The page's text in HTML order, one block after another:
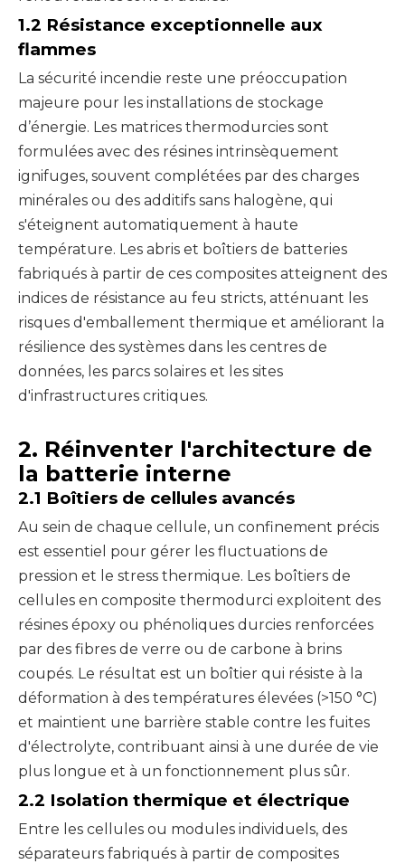
1.2 Résistance exceptionnelle aux
flammes
La sécurité incendie reste une préoccupation
majeure pour les installations de stockage
d’énergie. Les matrices thermodurcies sont
formulées avec des résines intrinsèquement
ignifuges, souvent complétées par des charges
minérales ou des additifs sans halogène, qui
s'éteignent automatiquement à haute
température. Les abris et boîtiers de batteries
fabriqués à partir de ces composites atteignent des
indices de résistance au feu stricts, atténuant les
risques d'emballement thermique et améliorant la
résilience des systèmes dans les centres de
données, les parcs solaires et les sites
d'infrastructures critiques.
2. Réinventer l'architecture de
la batterie interne
2.1 Boîtiers de cellules avancés
Au sein de chaque cellule, un confinement précis
est essentiel pour gérer les fluctuations de
pression et le stress thermique. Les boîtiers de
cellules en composite thermodurci exploitent des
résines époxy ou phénoliques durcies renforcées
par des fibres de verre ou de carbone à brins
coupés. Le résultat est un boîtier qui résiste à la
déformation à des températures élevées (>150 °C)
et maintient une barrière stable contre les fuites
d'électrolyte, contribuant ainsi à une durée de vie
plus longue et à un fonctionnement plus sûr.
2.2 Isolation thermique et électrique
Entre les cellules ou modules individuels, des
séparateurs fabriqués à partir de composites